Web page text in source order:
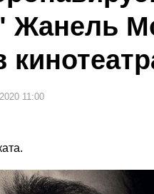
Жанель
11:00